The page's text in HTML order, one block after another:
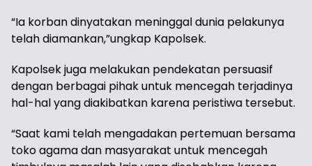
“Ia korban dinyatakan meninggal dunia pelakunya
telah diamankan,”ungkap Kapolsek.
Kapolsek juga melakukan pendekatan persuasif
dengan berbagai pihak untuk mencegah terjadinya
hal-hal yang diakibatkan karena peristiwa tersebut.
“Saat kami telah mengadakan pertemuan bersama
toko agama dan masyarakat untuk mencegah